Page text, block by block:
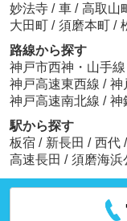
妙法寺 / 車 / 高取山
大田町 / 須磨本町 /
路線から探す
神戸市西神・山手線
神戸高速東西線 / 神
神戸高速南北線 / 神
駅から探す
板宿 / 新長田 / 西代 /
高速長田 / 須磨海浜